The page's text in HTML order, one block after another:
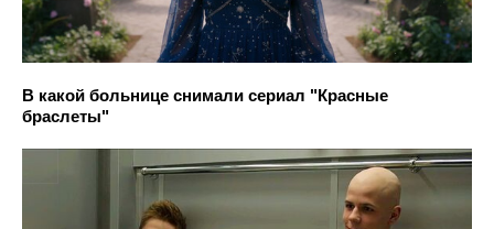
В какой больнице снимали сериал "Красные
браслеты"